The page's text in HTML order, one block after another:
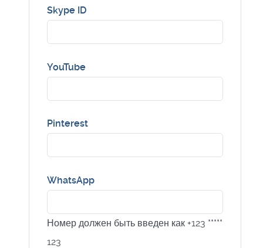
Skype ID
YouTube
Pinterest
WhatsApp
Номер должен быть введен как +123 *****
123